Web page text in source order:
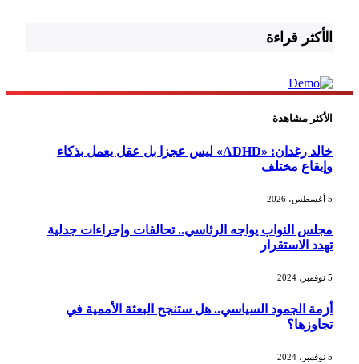
الأكثر قراءة
الأكثر مشاهدة
خالد رغدان: «ADHD» ليس عجزا بل عقل يعمل بذكاء
وإيقاع مختلف
مجلس النواب يواجه الرئاسي.. تحالفات وإجراءات جدلية
تهدد الاستقرار
أزمة الجمود السياسي.. هل ستنجح البعثة الأممية في
تجاوزها؟